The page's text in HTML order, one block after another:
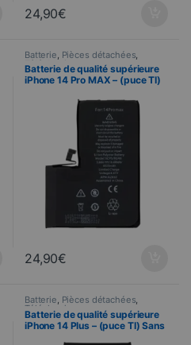
24,90€
Batterie Pièces détachées
Téléphonie
Batterie de qualité supérieure
iPhone 14 Pro MAX – (puce TI)
24,90€
Batterie, Pièces détachées,
Téléphonie
Batterie de qualité supérieure
iPhone 14 Plus – (puce TI) Sans